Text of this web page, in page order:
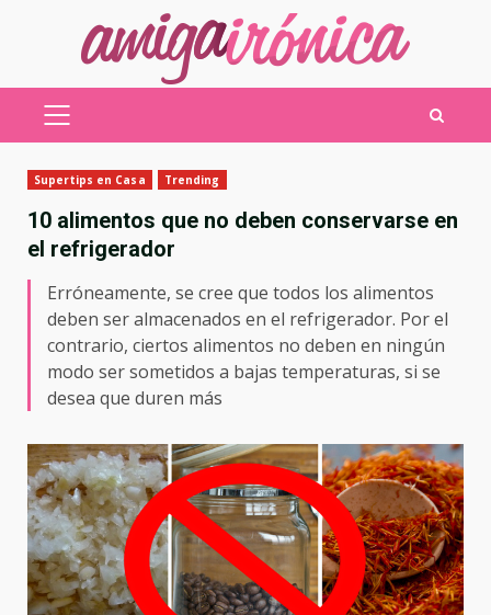
MENÚ
Supertips en Casa Trending
10 alimentos que no deben conservarse en
el refrigerador
Erróneamente, se cree que todos los alimentos
deben ser almacenados en el refrigerador. Por el
contrario, ciertos alimentos no deben en ningún
modo ser sometidos a bajas temperaturas, si se
desea que duren más